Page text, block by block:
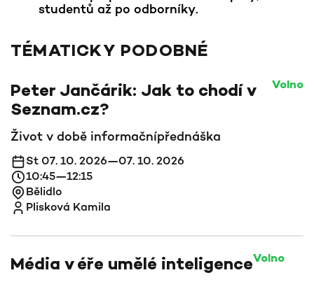
studentů až po odborníky.
TÉMATICKY PODOBNÉ
Peter Jančárik: Jak to chodí v
Seznam.cz?
Volno
Život v době informačnípřednáška
St 07. 10. 2026—07. 10. 2026
10:45—12:15
Bělidlo
Plisková Kamila
Média v éře umělé inteligenceVolno